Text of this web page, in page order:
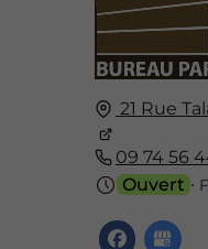
21 Rue
09 74 56
Ouvert ⋅